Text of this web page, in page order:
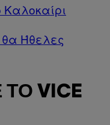
Καλοκαίρι
Ήθελες
VICE